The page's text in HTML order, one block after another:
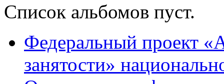
Список альбомов пуст.
Федеральный проект
занятости»